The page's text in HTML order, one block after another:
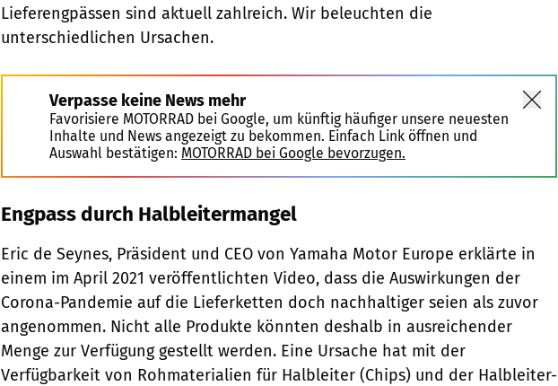
Lieferengpässen sind aktuell zahlreich. Wir beleuchten die
unterschiedlichen Ursachen.
Verpasse keine News mehr
Favorisiere MOTORRAD bei Google, um künftig häufiger unsere neuesten
Inhalte und News angezeigt zu bekommen. Einfach Link öffnen und
Auswahl bestätigen: MOTORRAD bei Google bevorzugen.
Engpass durch Halbleitermangel
Eric de Seynes, Präsident und CEO von Yamaha Motor Europe erklärte in
einem im April 2021 veröffentlichten Video, dass die Auswirkungen der
Corona-Pandemie auf die Lieferketten doch nachhaltiger seien als zuvor
angenommen. Nicht alle Produkte könnten deshalb in ausreichender
Menge zur Verfügung gestellt werden. Eine Ursache hat mit der
Verfügbarkeit von Rohmaterialien für Halbleiter (Chips) und der Halbleiter-